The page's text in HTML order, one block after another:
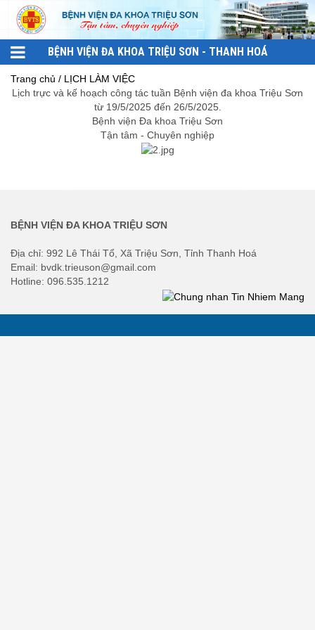
BỆNH VIỆN ĐA KHOA TRIỆU SƠN - THANH HOÁ
Trang chủ / LỊCH LÀM VIỆC
Lịch trực và kế hoạch công tác tuần Bệnh viện đa khoa Triệu Sơn
từ 19/5/2025 đến 26/5/2025.
Bệnh viện Đa khoa Triệu Sơn
Tận tâm - Chuyên nghiệp
BỆNH VIỆN ĐA KHOA TRIỆU SƠN
Địa chỉ: 992 Lê Thái Tổ, Xã Triệu Sơn, Tỉnh Thanh Hoá
Email: bvdk.trieuson@gmail.com
Hotline: 096.535.1212